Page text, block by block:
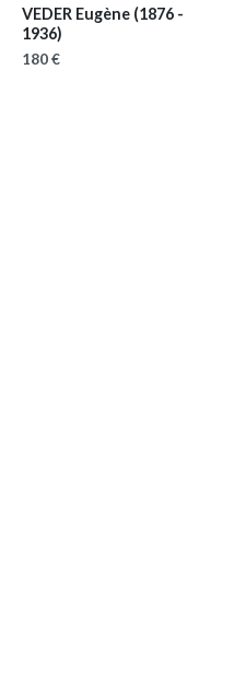
VEDER Eugène (1876 -
1936)
180 €